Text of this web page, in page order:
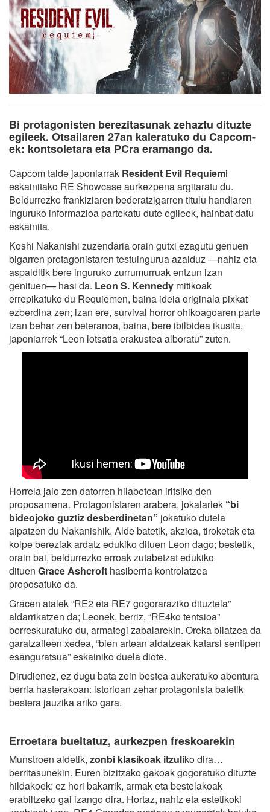
Bi protagonisten berezitasunak zehaztu dituzte
egileek. Otsailaren 27an kaleratuko du Capcom-
ek: kontsoletara eta PCra eramango da.
Capcom talde japoniarrak Resident Evil Requiemi
eskainitako RE Showcase aurkezpena argitaratu du.
Beldurrezko frankiziaren bederatzigarren titulu handiaren
inguruko informazioa partekatu dute egileek, hainbat datu
eskainita.
Koshi Nakanishi zuzendaria orain gutxi ezagutu genuen
bigarren protagonistaren testuingurua azalduz —nahiz eta
aspalditik bere inguruko zurrumurruak entzun izan
genituen— hasi da. Leon S. Kennedy mitikoak
errepikatuko du Requiemen, baina ideia originala pixkat
ezberdina zen; izan ere, survival horror ohikoagoaren parte
izan behar zen beteranoa, baina, bere ibilbidea ikusita,
japoniarrek “Leon lotsatia erakustea alboratu” zuten.
Horrela jaio zen datorren hilabetean iritsiko den
proposamena. Protagonistaren arabera, jokalariek “bi
bideojoko guztiz desberdinetan” jokatuko dutela
aipatzen du Nakanishik. Alde batetik, akzioa, tiroketak eta
kolpe bereziak ardatz edukiko dituen Leon dago; bestetik,
orain bai, beldurrezko erroak zutabetzat edukiko
dituen Grace Ashcroft hasiberria kontrolatzea
proposatuko da.
Gracen atalek “RE2 eta RE7 gogoraraziko dituztela”
aldarrikatzen da; Leonek, berriz, “RE4ko tentsioa”
berreskuratuko du, armategi zabalarekin. Oreka bilatzea da
garatzaileen xedea, “bien artean aldatzeak katarsi sentipen
esanguratsua” eskainiko duela diote.
Dirudienez, ez dugu bata zein bestea aukeratuko abentura
berria hasterakoan: istorioan zehar protagonista batetik
bestera jauzika ariko gara.
Erroetara bueltatuz, aurkezpen freskoarekin
Munstroen aldetik, zonbi klasikoak itzuliko dira…
berritasunekin. Euren bizitzako gakoak gogoratuko dituzte
hildakoek; ez hori bakarrik, armak eta bestelakoak
erabiltzeko gai izango dira. Hortaz, nahiz eta estetikoki